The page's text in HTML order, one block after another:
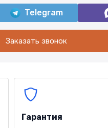
Telegram
Заказать звонок
Гарантия